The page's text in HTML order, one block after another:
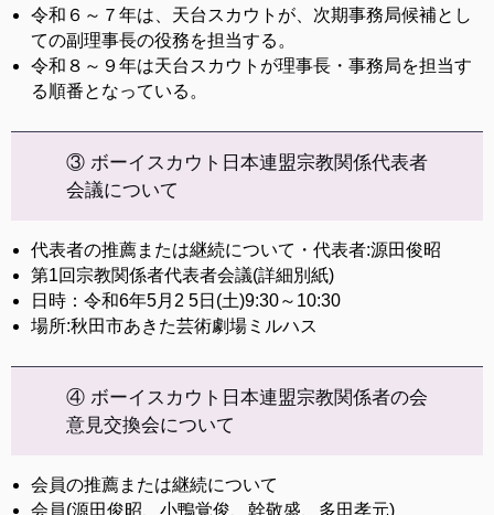
令和６～７年は、天台スカウトが、次期事務局候補とし
ての副理事長の役務を担当する。
令和８～９年は天台スカウトが理事長・事務局を担当す
る順番となっている。
③ ボーイスカウト日本連盟宗教関係代表者
会議について
代表者の推薦または継続について・代表者:源田俊昭
第1回宗教関係者代表者会議(詳細別紙)
日時：令和6年5月2 5日(土)9:30～10:30
場所:秋田市あきた芸術劇場ミルハス
④ ボーイスカウト日本連盟宗教関係者の会
意見交換会について
会員の推薦または継続について
会員(源田俊昭、小鴨覚俊、幹敬盛、多田孝元)